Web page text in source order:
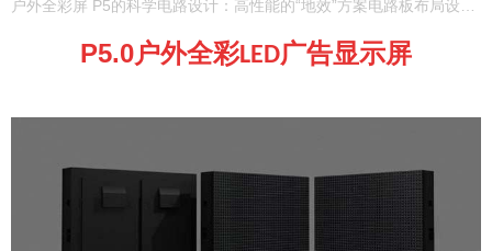
P5.0户外全彩LED广告显示屏